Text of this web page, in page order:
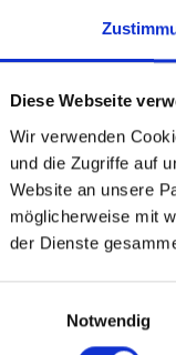
Diese Webseite
Wir verwenden
und die Zugriffe auf
Website an unsere
möglicherweise mit
der Dienste
Notwendig
Schwalbe
die
der